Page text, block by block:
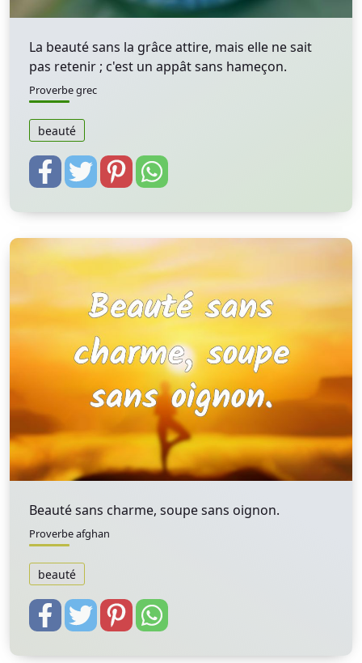
La beauté sans la grâce attire, mais elle ne sait
pas retenir ; c'est un appât sans hameçon.
Proverbe grec
beauté
Beauté sans charme, soupe sans oignon.
Proverbe afghan
beauté